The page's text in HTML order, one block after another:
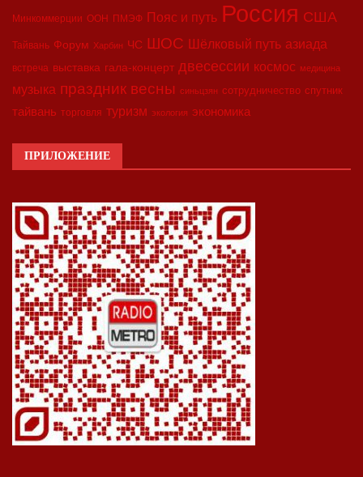
Минкоммерции ООН ПМЭФ Пояс и путь Россия США
Тайвань Форум Харбин ЧС ШОС Шёлковый путь азиада
встреча выставка гала-концерт двесессии космос медицина
музыка праздник весны синьцзян сотрудничество спутник
тайвань торговля туризм экология экономика
ПРИЛОЖЕНИЕ